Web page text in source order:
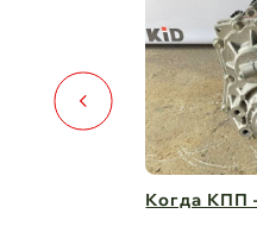
Когда КПП